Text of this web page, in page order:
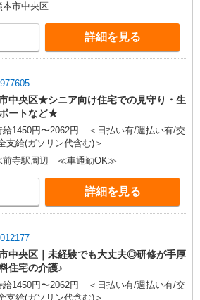
本市中央区
詳細を見る
中央区★シニア向け住宅での見守り・生
ートなど★
給1450円〜2062円 ＜日払い有/週払い有/交
支給(ガソリン代含む)＞
前寺駅周辺 ≪車通勤OK≫
詳細を見る
中央区｜未経験でも大丈夫◎研修が手厚
住宅の介護♪
給1450円〜2062円 ＜日払い有/週払い有/交
支給(ガソリン代含む)＞